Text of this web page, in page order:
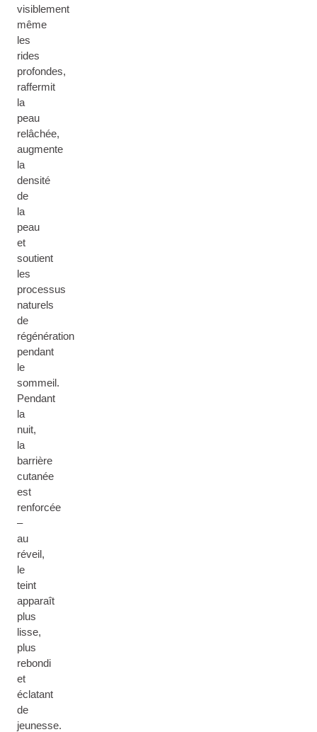
visiblement
même
les
rides
profondes,
raffermit
la
peau
relâchée,
augmente
la
densité
de
la
peau
et
soutient
les
processus
naturels
de
régénération
pendant
le
sommeil.
Pendant
la
nuit,
la
barrière
cutanée
est
renforcée
–
au
réveil,
le
teint
apparaît
plus
lisse,
plus
rebondi
et
éclatant
de
jeunesse.